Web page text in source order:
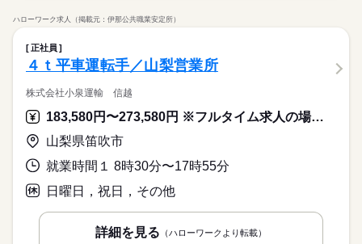
ハローワーク求人（掲載元：伊那公共職業安定所）
正社員
４ｔ平車運転手／山梨営業所
株式会社小泉運輸 信越
183,580円〜273,580円 ※フルタイム求人の場合は月額（換算額）、パート求人の場合は時間額を表示しています。
山梨県笛吹市
就業時間１ 8時30分〜17時55分
日曜日，祝日，その他
詳細を見る （ハローワークより転載）